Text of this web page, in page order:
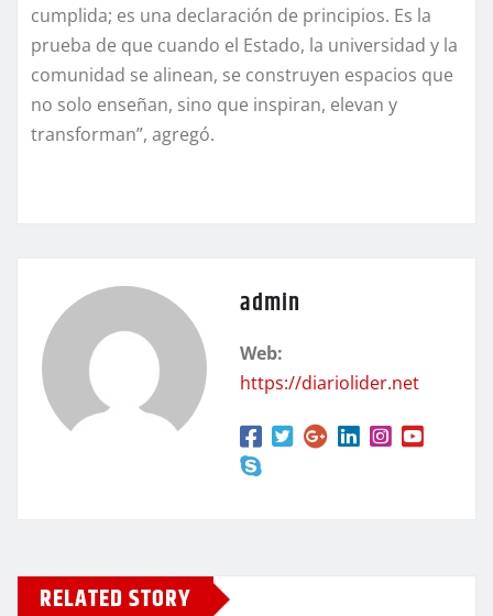
cumplida; es una declaración de principios. Es la
prueba de que cuando el Estado, la universidad y la
comunidad se alinean, se construyen espacios que
no solo enseñan, sino que inspiran, elevan y
transforman”, agregó.
admin
Web:
https://diariolider.net
RELATED STORY